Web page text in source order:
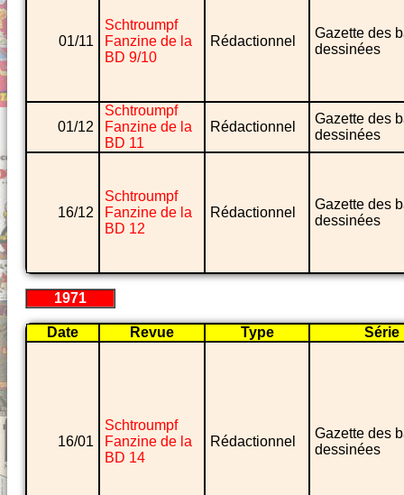
01/11
Schtroumpf
Fanzine de la
BD 9/10
Rédactionnel
Gazette des
dessinées
01/12
Schtroumpf
Fanzine de la
BD 11
Rédactionnel
Gazette des
dessinées
16/12
Schtroumpf
Fanzine de la
BD 12
Rédactionnel
Gazette des
dessinées
1971
Date Revue Type Série
16/01
Schtroumpf
Fanzine de la
BD 14
Rédactionnel
Gazette des
dessinées